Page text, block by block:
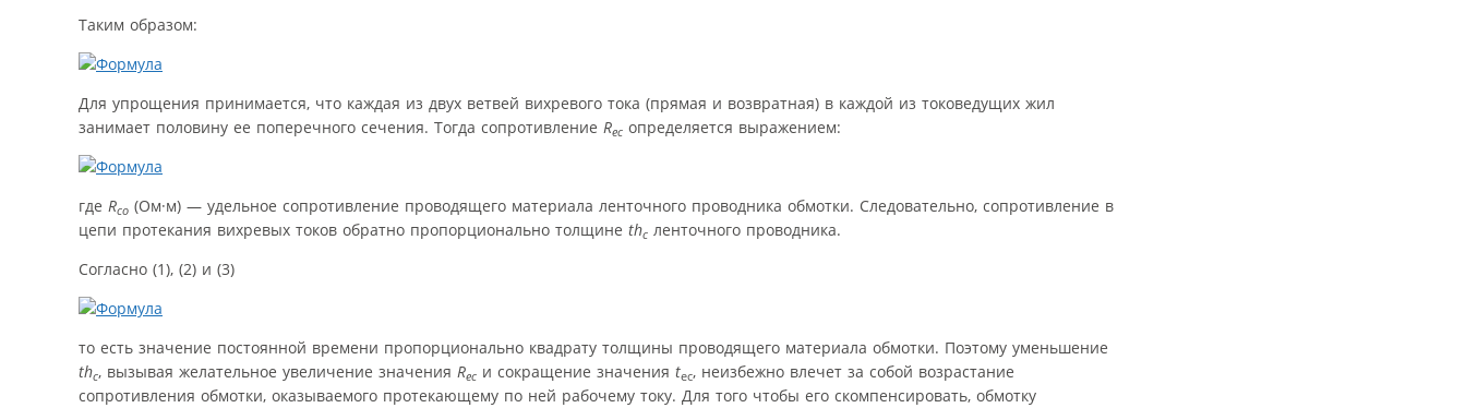
Таким образом:
Для упрощения принимается, что каждая из двух ветвей вихревого тока (прямая и возвратная) в каждой из токоведущих жил
занимает половину ее поперечного сечения. Тогда сопротивление Rec определяется выражением:
где Rco (Ом·м) — удельное сопротивление проводящего материала ленточного проводника обмотки. Следовательно, сопротивление в
цепи протекания вихревых токов обратно пропорционально толщине thc ленточного проводника.
Согласно (1), (2) и (3)
то есть значение постоянной времени пропорционально квадрату толщины проводящего материала обмотки. Поэтому уменьшение
thc, вызывая желательное увеличение значения Rec и сокращение значения tec, неизбежно влечет за собой возрастание
сопротивления обмотки, оказываемого протекающему по ней рабочему току. Для того чтобы его скомпенсировать, обмотку